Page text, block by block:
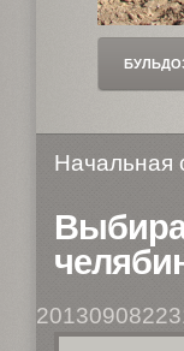
Начальная